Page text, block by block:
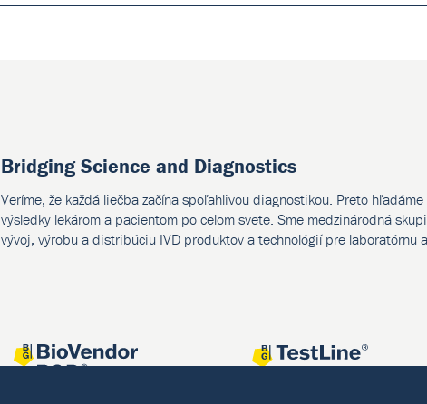
Bridging Science and Diagnostics
Veríme, že každá liečba začína spoľahlivou diagnostikou. Preto
výsledky lekárom a pacientom po celom svete. Sme medzinárodná
vývoj, výrobu a distribúciu IVD produktov a technológií pre laboratórnu